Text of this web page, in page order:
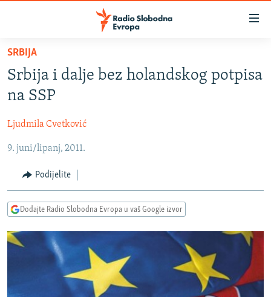
Pređite
glavni
sadržaj
na
navigaciju
Pređite
pretragu
VIJESTI
BOSNA I HERCEGOVINA
KOSOVO
CRNA GORA
VIZUELNO
FOTOGALERIJE
INFOGRAFIKE
PODCASTI
RAT U UKRAJINI
KINA NA BALKANU
RSE PRIČE IZ SVIJETA
SRBIJA
Srbija i dalje bez holandskog potpisa
na SSP
Ljudmila Cvetković
9. juni/lipanj, 2011.
Podijelite
Dodajte Radio Slobodna Evropa u vaš Google izvor